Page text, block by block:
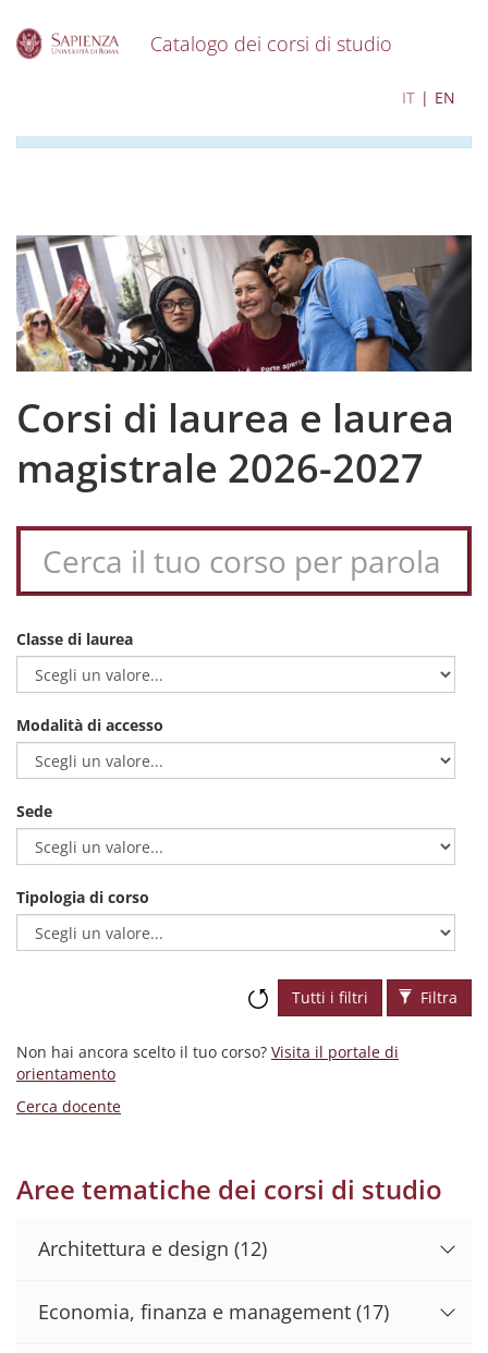
Catalogo dei corsi di studio
IT EN
I contenuti del catalogo per l'a.a. 2026-2027 sono in
Corsi di laurea e laurea
magistrale 2026-2027
Classe di laurea
Modalità di accesso
Sede
Tipologia di corso
Tutti i filtri Filtra
Non hai ancora scelto il tuo corso? Visita il portale di
orientamento
Cerca docente
Aree tematiche dei corsi di studio
Architettura e design (12)
Economia, finanza e management (17)